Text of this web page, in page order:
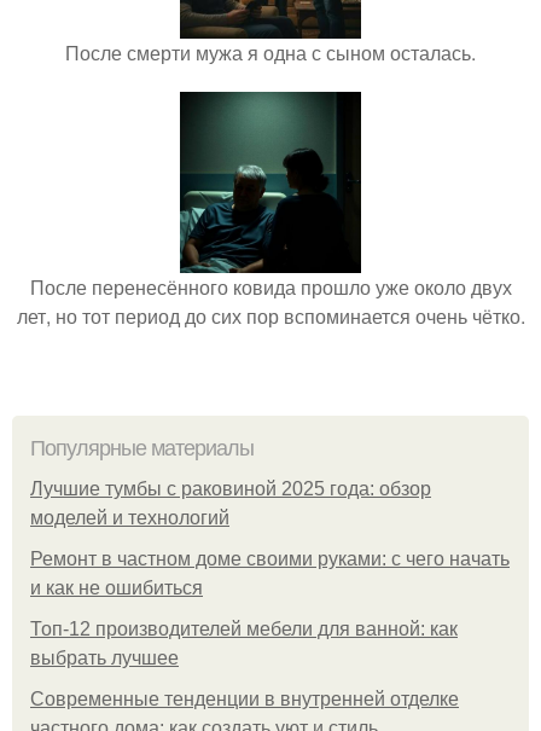
После смерти мужа я одна с сыном осталась.
После перенесённого ковида прошло уже около двух
лет, но тот период до сих пор вспоминается очень чётко.
Популярные материалы
Лучшие тумбы с раковиной 2025 года: обзор
моделей и технологий
Ремонт в частном доме своими руками: с чего начать
и как не ошибиться
Топ-12 производителей мебели для ванной: как
выбрать лучшее
Современные тенденции в внутренней отделке